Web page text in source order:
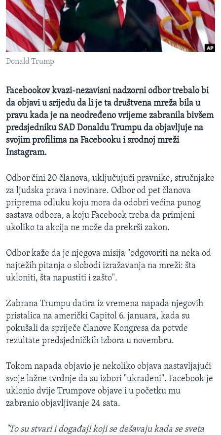
MAGAZIN
O GLASU AMERIKE
Learning English
Jezici
Donald Trump
Facebookov kvazi-nezavisni nadzorni odbor trebalo bi
da objavi u srijedu da li je ta društvena mreža bila u
pravu kada je na neodređeno vrijeme zabranila bivšem
predsjedniku SAD Donaldu Trumpu da objavljuje na
svojim profilima na Facebooku i srodnoj mreži
Instagram.
Odbor čini 20 članova, uključujući pravnike, stručnjake
za ljudska prava i novinare. Odbor od pet članova
priprema odluku koju mora da odobri većina punog
sastava odbora, a koju Facebook treba da primjeni
ukoliko ta akcija ne može da prekrši zakon.
Odbor kaže da je njegova misija "odgovoriti na neka od
najtežih pitanja o slobodi izražavanja na mreži: šta
ukloniti, šta napustiti i zašto".
Zabrana Trumpu datira iz vremena napada njegovih
pristalica na američki Capitol 6. januara, kada su
pokušali da spriječe članove Kongresa da potvde
rezultate predsjedničkih izbora u novembru.
Tokom napada objavio je nekoliko objava nastavljajući
svoje lažne tvrdnje da su izbori "ukradeni". Facebook je
uklonio dvije Trumpove objave i u početku mu
zabranio objavljivanje 24 sata.
"To su stvari i događaji koji se dešavaju kada se sveta